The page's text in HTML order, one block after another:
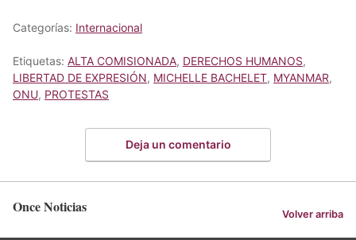
Categorías: Internacional
Etiquetas: ALTA COMISIONADA, DERECHOS HUMANOS,
LIBERTAD DE EXPRESIÓN, MICHELLE BACHELET, MYANMAR,
ONU, PROTESTAS
Deja un comentario
Once Noticias Volver arriba